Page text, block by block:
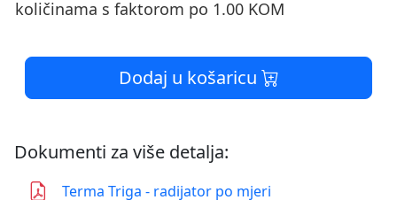
količinama s faktorom po 1.00 KOM
Dodaj u košaricu
Dokumenti za više detalja:
Terma Triga - radijator po mjeri